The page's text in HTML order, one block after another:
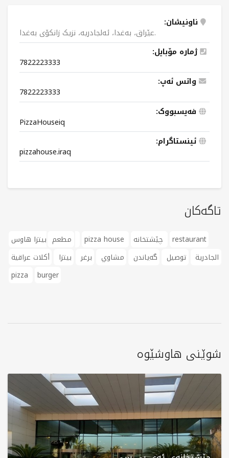
ناونیشان:
عێراق، بەغدا، ئەلجادریە، نزیک زانکۆی بەغدا.
ژمارە مۆبایل:
7822223333
واتس ئەپ:
7822223333
فەیسبووک:
PizzaHouseiq
ئینستاگرام:
pizzahouse.iraq
تاگەکان
مطعم pizza house
restaurant
الجادرية
توصيل گەیاندن مشاوي برغر بيتزا
أكلات عراقية
pizza
burger
شوێنی هاوشێوە